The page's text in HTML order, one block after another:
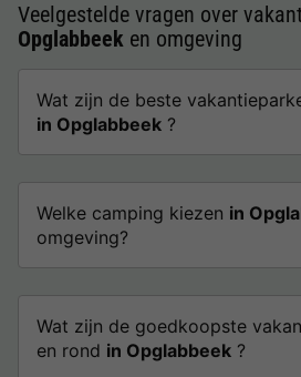
Veelgestelde vragen over
Opglabbeek en omgeving
Wat zijn de beste
in Opglabbeek ?
Welke camping kiezen in
omgeving?
Wat zijn de goedkoopste
en rond in Opglabbeek ?